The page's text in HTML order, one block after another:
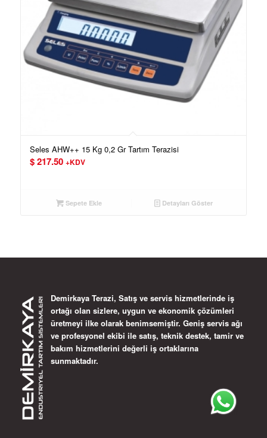
Seles AHW++ 15 Kg 0,2 Gr Tartım Terazisi
$217.50 +KDV
Sepete Ekle Detayları Göster
Demirkaya Terazi, Satış ve servis hizmetlerinde iş
ortağı olan sizlere, uygun ve ekonomik çözümleri
üretmeyi ilke olarak benimsemiştir. Geniş servis ağı
ve profesyonel ekibi ile satış, teknik destek, tamir ve
bakım hizmetlerini değerli iş ortaklarına
sunmaktadır.